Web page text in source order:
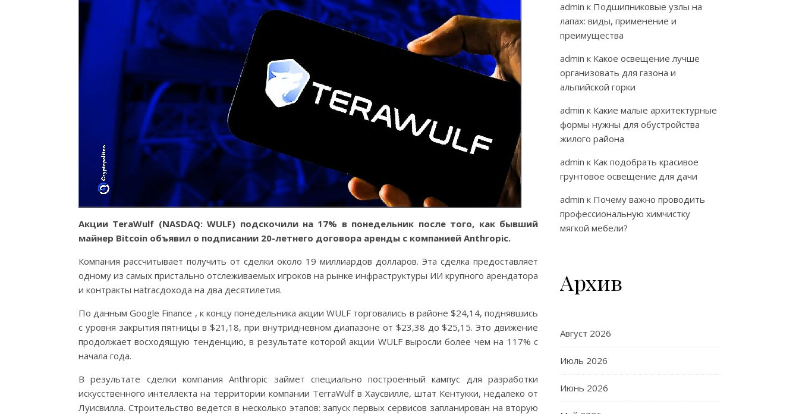
Акции TeraWulf (NASDAQ: WULF) подскочили на 17% в понедельник после того, как бывший
майнер Bitcoin объявил о подписании 20-летнего договора аренды с компанией Anthropic.
Компания рассчитывает получить от сделки около 19 миллиардов долларов. Эта сделка предоставляет
одному из самых пристально отслеживаемых игроков на рынке инфраструктуры ИИ крупного арендатора
и контракты наtracдохода на два десятилетия.
По данным Google Finance , к концу понедельника акции WULF торговались в районе $24,14, поднявшись
с уровня закрытия пятницы в $21,18, при внутридневном диапазоне от $23,38 до $25,15. Это движение
продолжает восходящую тенденцию, в результате которой акции WULF выросли более чем на 117% с
начала года.
В результате сделки компания Anthropic займет специально построенный кампус для разработки
искусственного интеллекта на территории компании TerraWulf в Хаусвилле, штат Кентукки, недалеко от
Луисвилла. Строительство ведется в несколько этапов: запуск первых сервисов запланирован на вторую
admin к Подшипниковые узлы на
лапах: виды, применение и
преимущества
admin к Какое освещение лучше
организовать для газона и
альпийской горки
admin к Какие малые архитектурные
формы нужны для обустройства
жилого района
admin к Как подобрать красивое
грунтовое освещение для дачи
admin к Почему важно проводить
профессиональную химчистку
мягкой мебели?
Архив
Август 2026
Июль 2026
Июнь 2026